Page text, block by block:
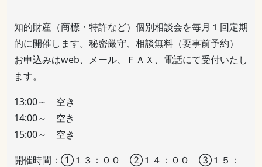
知的財産（商標・特許など）個別相談会を毎月１回定期
的に開催します。秘密厳守、相談無料（要事前予約）
お申込みはweb、メール、ＦＡＸ、電話にて受付いたし
ます。
13:00～ 空き
14:00～ 空き
15:00～ 空き
開催時間：①１３：００ ②１４：００ ③１５：